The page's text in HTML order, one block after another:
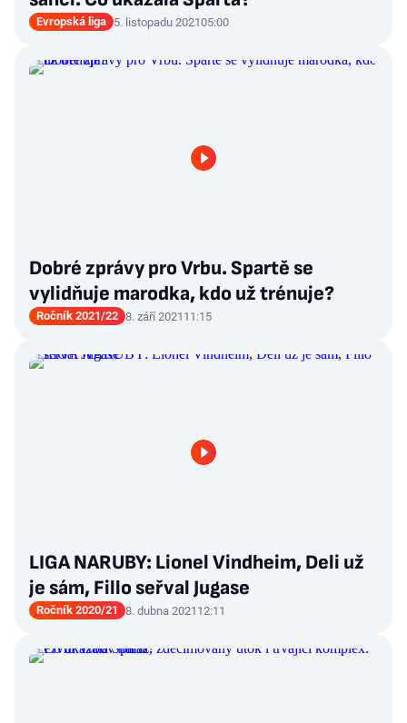
Evropská liga 5. listopadu 202105:00
Dobré zprávy pro Vrbu. Spartě se
vylidňuje marodka, kdo už trénuje?
Ročník 2021/22 8. září 2021 11:15
LIGA NARUBY: Lionel Vindheim, Deli už
je sám, Fillo seřval Jugase
Ročník 2020/21 8. dubna 2021 12:11